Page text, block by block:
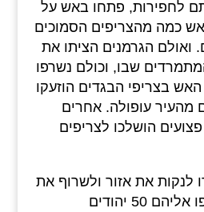
לחפירות, פתחו באש על
כמה מהצריפים הסמוכים
ואולם הגרמנים הציתו את
שבו, וכולם נשרפו
בצריפי הבגדים הוזעקו
מהעיר עופולה. אחרים
הושלכו לצריפים
לנקות את אזור ולשרוף את
גוויות ההרוגים, וצורפו אליהם 50 יהודים